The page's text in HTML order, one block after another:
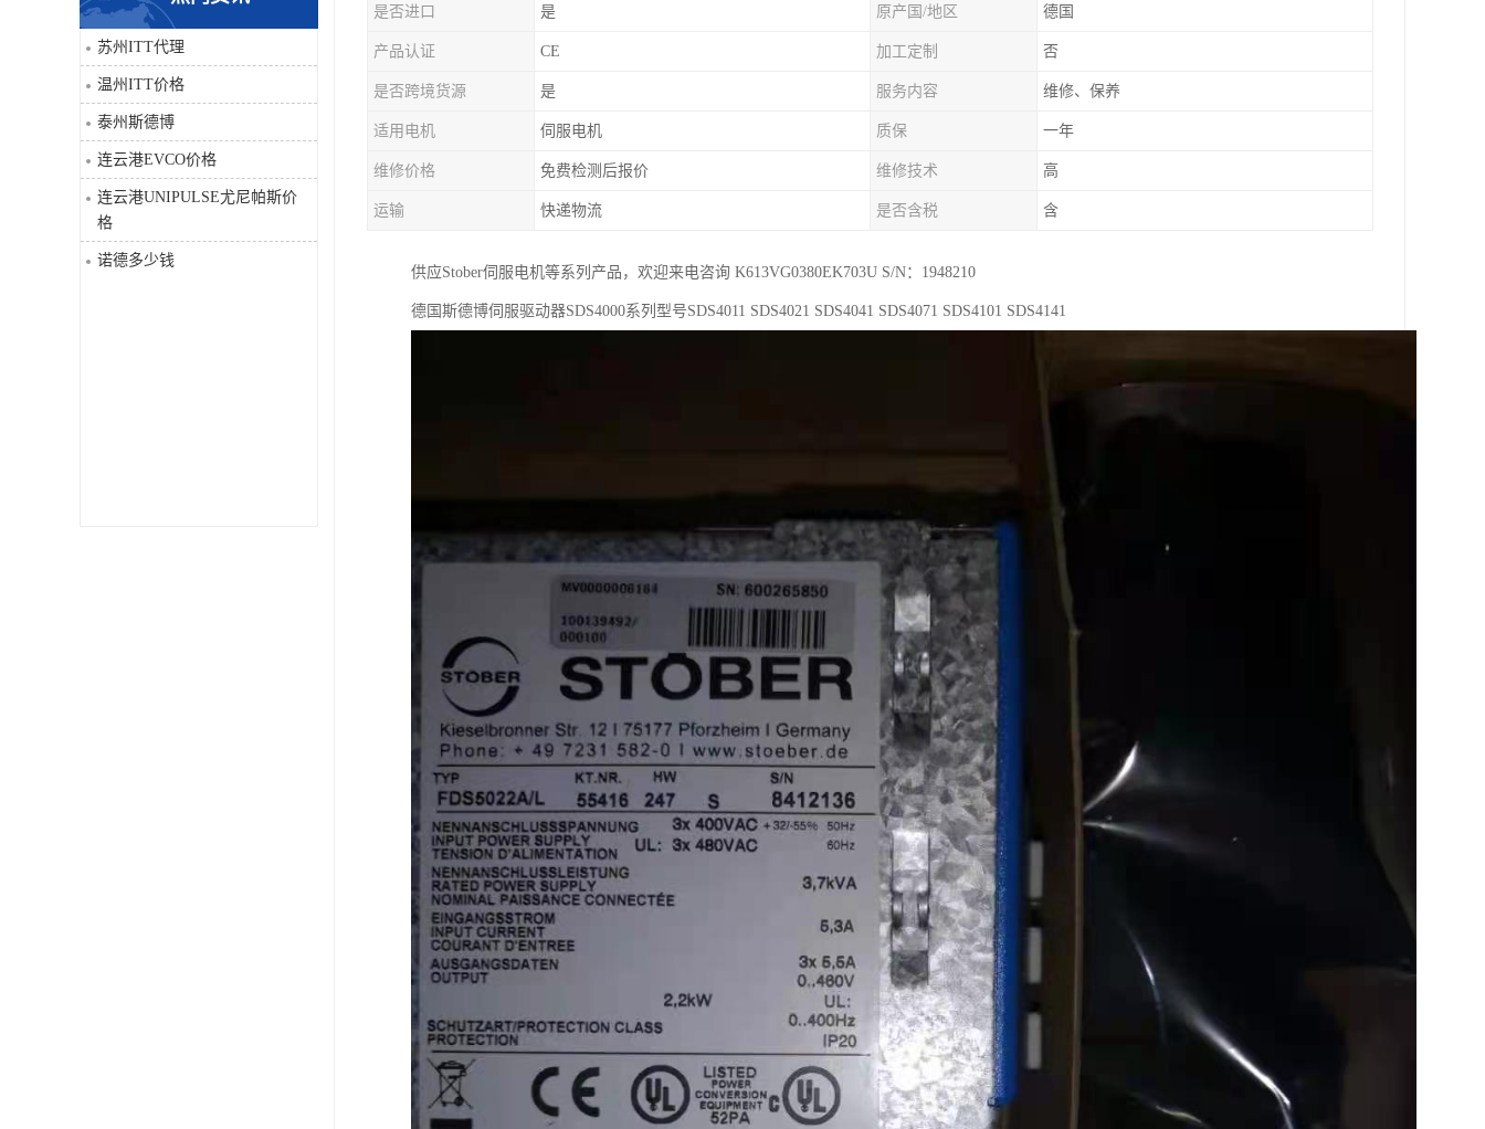
科比
三菱
DRPAG
苏州ITT代理
温州ITT价格
泰州斯德博
连云港EVCO价格
连云港UNIPULSE尤尼帕斯价
格
诺德多少钱
是否进口 是 原产国/地区 德国
产品认证 CE 加工定制 否
是否跨境货源 是 服务内容 维修、保养
适用电机 伺服电机 质保 一年
维修价格 免费检测后报价 维修技术 高
运输 快递物流 是否含税 含
供应Stober伺服电机等系列产品，欢迎来电咨询 K613VG0380EK703U S/N：1948210
德国斯德博伺服驱动器SDS4000系列型号SDS4011 SDS4021 SDS4041 SDS4071 SDS4101 SDS4141